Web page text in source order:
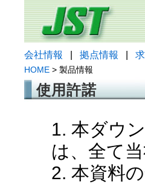
会社情報 拠点情報
HOME > 製品情報
使用許諾
1. 本ダウ
は、全て
2. 本資料